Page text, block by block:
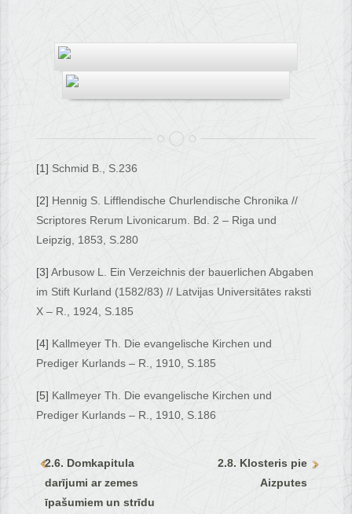
[1] Schmid B., S.236
[2] Hennig S. Lifflendische Churlendische Chronika //
Scriptores Rerum Livonicarum. Bd. 2 – Riga und
Leipzig, 1853, S.280
[3] Arbusow L. Ein Verzeichnis der bauerlichen Abgaben
im Stift Kurland (1582/83) // Latvijas Universitātes raksti
X – R., 1924, S.185
[4] Kallmeyer Th. Die evangelische Kirchen und
Prediger Kurlands – R., 1910, S.185
[5] Kallmeyer Th. Die evangelische Kirchen und
Prediger Kurlands – R., 1910, S.186
2.6. Domkapitula
darījumi ar zemes
īpašumiem un strīdu
2.8. Klosteris pie
Aizputes